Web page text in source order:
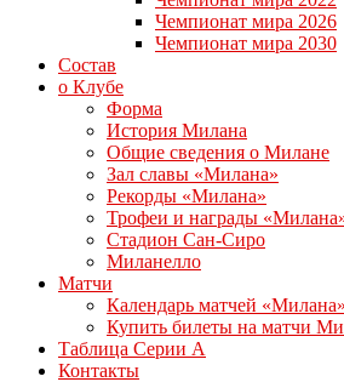
Чемпионат мира 2026
Чемпионат мира 2030
Состав
о Клубе
Форма
История Милана
Общие сведения о Милане
Зал славы «Милана»
Рекорды «Милана»
Трофеи и награды
Стадион Сан-Сиро
Миланелло
Матчи
Календарь матчей
Купить билеты на матчи
Таблица Серии А
Контакты